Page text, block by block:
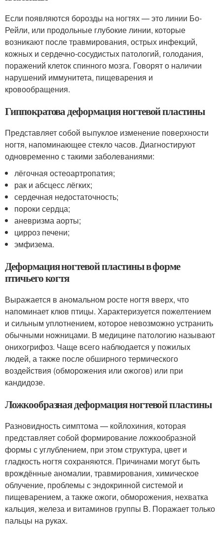
Если появляются борозды на ногтях — это линии Бо-
Рейли, или продольные глубокие линии, которые
возникают после травмирования, острых инфекций,
кожных и сердечно-сосудистых патологий, голодания,
поражений клеток спинного мозга. Говорят о наличии
нарушений иммунитета, пищеварения и
кровообращения.
Гиппократова деформация ногтевой пластины
Представляет собой выпуклое изменение поверхности
ногтя, напоминающее стекло часов. Диагностируют
одновременно с такими заболеваниями:
лёгочная остеоартропатия;
рак и абсцесс лёгких;
сердечная недостаточность;
пороки сердца;
аневризма аорты;
цирроз печени;
эмфизема.
Деформация ногтевой пластины в форме
птичьего когтя
Выражается в аномальном росте ногтя вверх, что
напоминает клюв птицы. Характеризуется пожелтением
и сильным уплотнением, которое невозможно устранить
обычными ножницами. В медицине патологию называют
онихогрифоз. Чаще всего наблюдается у пожилых
людей, а также после обширного термического
воздействия (обморожения или ожогов) или при
кандидозе.
Ложкообразная деформация ногтевой пластины
Разновидность симптома — койлохиния, которая
представляет собой формирование ложкообразной
формы с углублением, при этом структура, цвет и
гладкость ногтя сохраняются. Причинами могут быть
врождённые аномалии, травмирования, химическое
облучение, проблемы с эндокринной системой и
пищеварением, а также ожоги, обморожения, нехватка
кальция, железа и витаминов группы B. Поражает только
пальцы на руках.